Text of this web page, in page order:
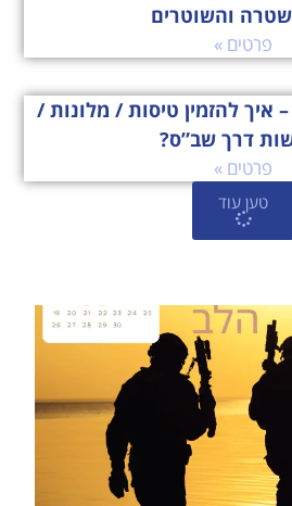
והשוטרים
פרטים »
איך להזמין טיסות / מלונות /
דרך שב”ס?
פרטים »
טען עוד